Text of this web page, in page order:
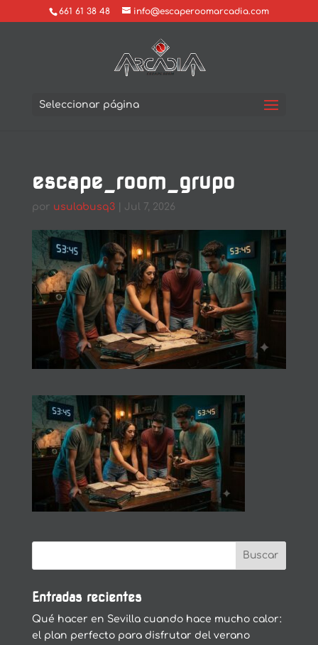
661 61 38 48 info@escaperoomarcadia.com
Seleccionar página
escape_room_grupo
por usulabusq3| Jul 7, 2026
Entradas recientes
Qué hacer en Sevilla cuando hace mucho calor:
el plan perfecto para disfrutar del verano